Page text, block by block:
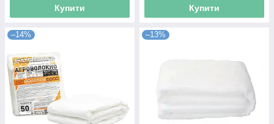
Купити Купити
–14% –13%